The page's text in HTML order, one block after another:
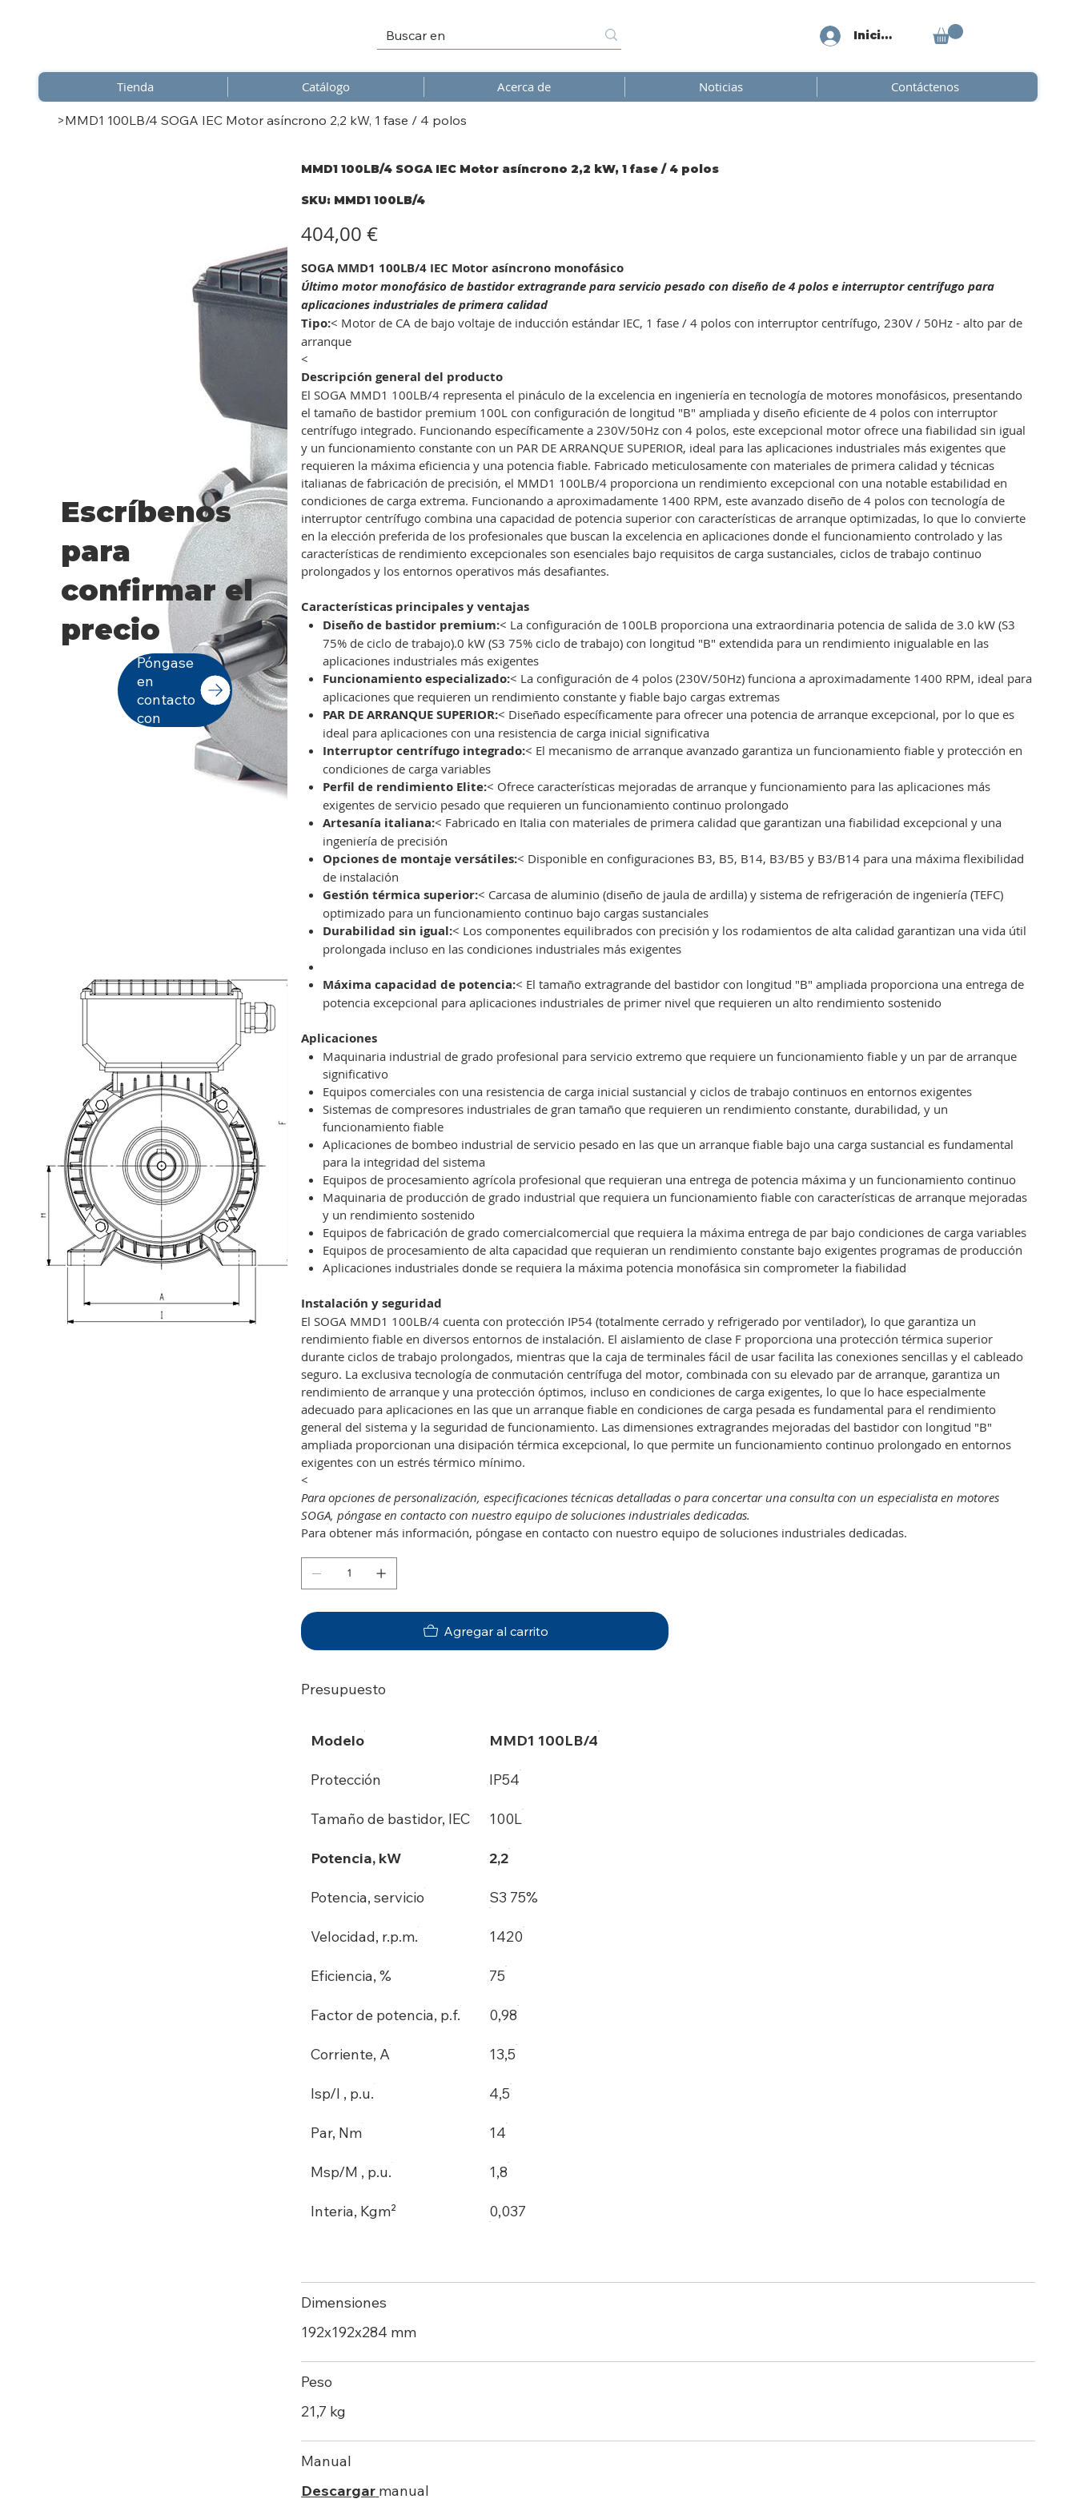
Iniciar sesión
Tienda Catálogo Acerca de Noticias Contáctenos
>MMD1 100LB/4 SOGA IEC Motor asíncrono 2,2 kW, 1 fase / 4 polos
MMD1 100LB/4 SOGA IEC Motor asíncrono 2,2 kW, 1 fase / 4 polos
SKU: SKU
MMD1
MMD1 100LB/4
404,00 €
SOGA MMD1 100LB/4 IEC Motor asíncrono monofásico
Último motor monofásico de bastidor extragrande para servicio pesado con diseño de 4 polos e interruptor centrífugo para
aplicaciones industriales de primera calidad
Tipo:< Motor de CA de bajo voltaje de inducción estándar IEC, 1 fase / 4 polos con interruptor centrífugo, 230V / 50Hz - alto par de
arranque
<
Descripción general del producto
El SOGA MMD1 100LB/4 representa el pináculo de la excelencia en ingeniería en tecnología de motores monofásicos, presentando
el tamaño de bastidor premium 100L con configuración de longitud "B" ampliada y diseño eficiente de 4 polos con interruptor
centrífugo integrado. Funcionando específicamente a 230V/50Hz con 4 polos, este excepcional motor ofrece una fiabilidad sin igual
y un funcionamiento constante con un PAR DE ARRANQUE SUPERIOR, ideal para las aplicaciones industriales más exigentes que
requieren la máxima eficiencia y una potencia fiable. Fabricado meticulosamente con materiales de primera calidad y técnicas
italianas de fabricación de precisión, el MMD1 100LB/4 proporciona un rendimiento excepcional con una notable estabilidad en
condiciones de carga extrema. Funcionando a aproximadamente 1400 RPM, este avanzado diseño de 4 polos con tecnología de
interruptor centrífugo combina una capacidad de potencia superior con características de arranque optimizadas, lo que lo convierte
en la elección preferida de los profesionales que buscan la excelencia en aplicaciones donde el funcionamiento controlado y las
características de rendimiento excepcionales son esenciales bajo requisitos de carga sustanciales, ciclos de trabajo continuo
prolongados y los entornos operativos más desafiantes.
Características principales y ventajas
Diseño de bastidor premium:< La configuración de 100LB proporciona una extraordinaria potencia de salida de 3.0 kW (S3
75% de ciclo de trabajo).0 kW (S3 75% ciclo de trabajo) con longitud "B" extendida para un rendimiento inigualable en las
aplicaciones industriales más exigentes
Funcionamiento especializado:< La configuración de 4 polos (230V/50Hz) funciona a aproximadamente 1400 RPM, ideal para
aplicaciones que requieren un rendimiento constante y fiable bajo cargas extremas
PAR DE ARRANQUE SUPERIOR:< Diseñado específicamente para ofrecer una potencia de arranque excepcional, por lo que es
ideal para aplicaciones con una resistencia de carga inicial significativa
Interruptor centrífugo integrado:< El mecanismo de arranque avanzado garantiza un funcionamiento fiable y protección en
condiciones de carga variables
Perfil de rendimiento Elite:< Ofrece características mejoradas de arranque y funcionamiento para las aplicaciones más
exigentes de servicio pesado que requieren un funcionamiento continuo prolongado
Artesanía italiana:< Fabricado en Italia con materiales de primera calidad que garantizan una fiabilidad excepcional y una
ingeniería de precisión
Opciones de montaje versátiles:< Disponible en configuraciones B3, B5, B14, B3/B5 y B3/B14 para una máxima flexibilidad
de instalación
Gestión térmica superior:< Carcasa de aluminio (diseño de jaula de ardilla) y sistema de refrigeración de ingeniería (TEFC)
optimizado para un funcionamiento continuo bajo cargas sustanciales
Durabilidad sin igual:< Los componentes equilibrados con precisión y los rodamientos de alta calidad garantizan una vida útil
prolongada incluso en las condiciones industriales más exigentes
Máxima capacidad de potencia:< El tamaño extragrande del bastidor con longitud "B" ampliada proporciona una entrega de
potencia excepcional para aplicaciones industriales de primer nivel que requieren un alto rendimiento sostenido
Aplicaciones
Maquinaria industrial de grado profesional para servicio extremo que requiere un funcionamiento fiable y un par de arranque
significativo
Equipos comerciales con una resistencia de carga inicial sustancial y ciclos de trabajo continuos en entornos exigentes
Sistemas de compresores industriales de gran tamaño que requieren un rendimiento constante, durabilidad, y un
funcionamiento fiable
Aplicaciones de bombeo industrial de servicio pesado en las que un arranque fiable bajo una carga sustancial es fundamental
para la integridad del sistema
Equipos de procesamiento agrícola profesional que requieran una entrega de potencia máxima y un funcionamiento continuo
Maquinaria de producción de grado industrial que requiera un funcionamiento fiable con características de arranque mejoradas
y un rendimiento sostenido
Equipos de fabricación de grado comercialcomercial que requiera la máxima entrega de par bajo condiciones de carga variables
Equipos de procesamiento de alta capacidad que requieran un rendimiento constante bajo exigentes programas de producción
Aplicaciones industriales donde se requiera la máxima potencia monofásica sin comprometer la fiabilidad
Instalación y seguridad
El SOGA MMD1 100LB/4 cuenta con protección IP54 (totalmente cerrado y refrigerado por ventilador), lo que garantiza un
rendimiento fiable en diversos entornos de instalación. El aislamiento de clase F proporciona una protección térmica superior
durante ciclos de trabajo prolongados, mientras que la caja de terminales fácil de usar facilita las conexiones sencillas y el cableado
seguro. La exclusiva tecnología de conmutación centrífuga del motor, combinada con su elevado par de arranque, garantiza un
rendimiento de arranque y una protección óptimos, incluso en condiciones de carga exigentes, lo que lo hace especialmente
adecuado para aplicaciones en las que un arranque fiable en condiciones de carga pesada es fundamental para el rendimiento
general del sistema y la seguridad de funcionamiento. Las dimensiones extragrandes mejoradas del bastidor con longitud "B"
ampliada proporcionan una disipación térmica excepcional, lo que permite un funcionamiento continuo prolongado en entornos
exigentes con un estrés térmico mínimo.
<
Para opciones de personalización, especificaciones técnicas detalladas o para concertar una consulta con un especialista en motores
SOGA, póngase en contacto con nuestro equipo de soluciones industriales dedicadas.
Para obtener más información, póngase en contacto con nuestro equipo de soluciones industriales dedicadas.
Agregar al carrito
Presupuesto
Modelo MMD1 100LB/4
Protección IP54
Tamaño de bastidor, IEC 100L
Potencia, kW 2,2
Potencia, servicio S3 75%
Velocidad, r.p.m. 1420
Eficiencia, % 75
Factor de potencia, p.f. 0,98
Corriente, A 13,5
Isp/I , p.u. 4,5
Par, Nm 14
Msp/M , p.u. 1,8
Interia, Kgm² 0,037
Dimensiones
192х192x284 mm
Peso
21,7 kg
Manual
Descargar manual
Escríbenos
para
confirmar el
precio
Póngase
en
contacto
con